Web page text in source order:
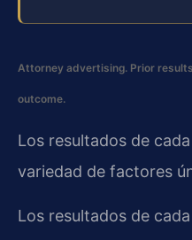
Attorney advertising. Prior
outcome.
Los resultados de
variedad de factores
Los resultados de